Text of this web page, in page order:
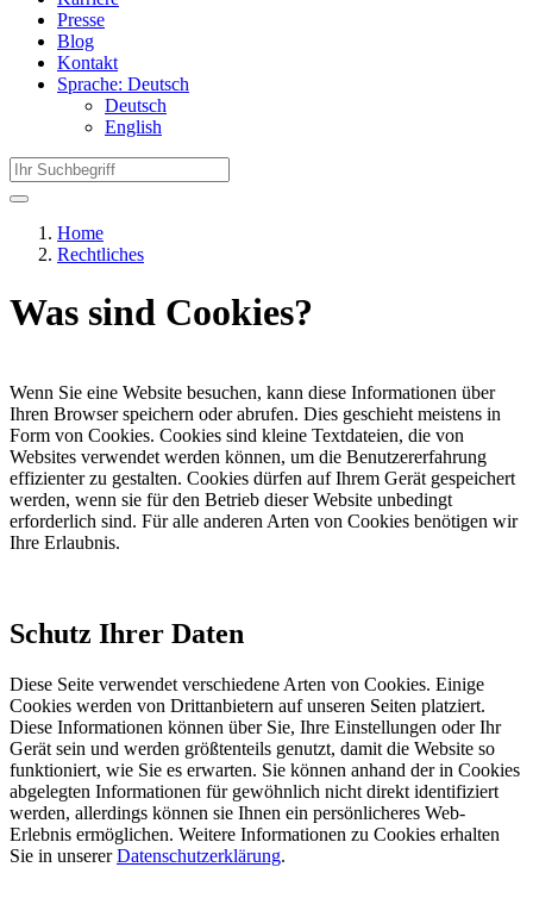
Presse
Blog
Kontakt
Sprache: Deutsch
Deutsch
English
Home
Rechtliches
Was sind Cookies?
Wenn Sie eine Website besuchen, kann diese Informationen über
Ihren Browser speichern oder abrufen. Dies geschieht meistens in
Form von Cookies. Cookies sind kleine Textdateien, die von
Websites verwendet werden können, um die Benutzererfahrung
effizienter zu gestalten. Cookies dürfen auf Ihrem Gerät gespeichert
werden, wenn sie für den Betrieb dieser Website unbedingt
erforderlich sind. Für alle anderen Arten von Cookies benötigen wir
Ihre Erlaubnis.
Schutz Ihrer Daten
Diese Seite verwendet verschiedene Arten von Cookies. Einige
Cookies werden von Drittanbietern auf unseren Seiten platziert.
Diese Informationen können über Sie, Ihre Einstellungen oder Ihr
Gerät sein und werden größtenteils genutzt, damit die Website so
funktioniert, wie Sie es erwarten. Sie können anhand der in Cookies
abgelegten Informationen für gewöhnlich nicht direkt identifiziert
werden, allerdings können sie Ihnen ein persönlicheres Web-
Erlebnis ermöglichen. Weitere Informationen zu Cookies erhalten
Sie in unsererDatenschutzerklärung.